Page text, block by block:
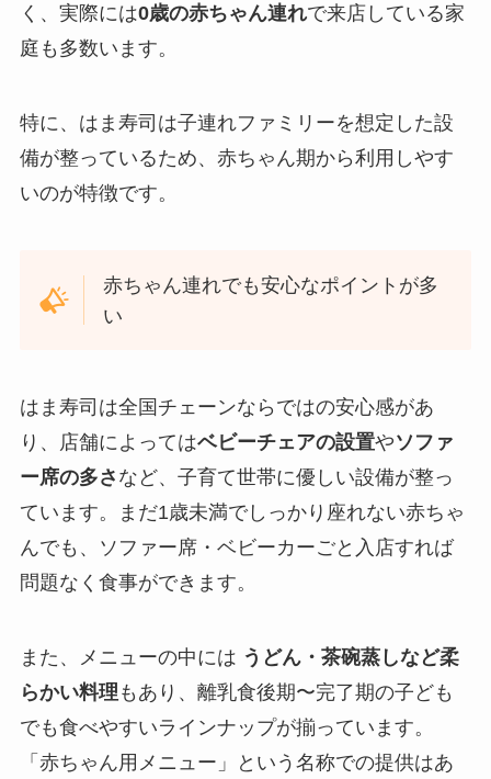
く、実際には0歳の赤ちゃん連れで来店している家
庭も多数います。
特に、はま寿司は子連れファミリーを想定した設
備が整っているため、赤ちゃん期から利用しやす
いのが特徴です。
赤ちゃん連れでも安心なポイントが多
い
はま寿司は全国チェーンならではの安心感があ
り、店舗によってはベビーチェアの設置やソファ
ー席の多さ など、子育て世帯に優しい設備が整っ
ています。まだ1歳未満でしっかり座れない赤ちゃ
んでも、ソファー席・ベビーカーごと入店すれば
問題なく食事ができます。
また、メニューの中には うどん・茶碗蒸しなど柔
らかい料理 もあり、離乳食後期〜完了期の子ども
でも食べやすいラインナップが揃っています。
「赤ちゃん用メニュー」という名称での提供はあ